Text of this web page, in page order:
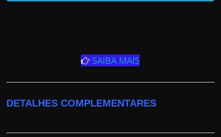
SAIBA MAIS
DETALHES COMPLEMENTARES